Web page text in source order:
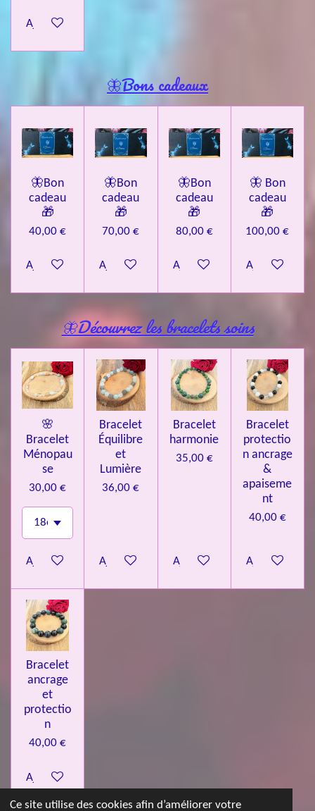
Ce site utilise des cookies afin d’améliorer votre
Ajouter au panier
🦋Bons cadeaux
🦋Bon
cadeau
🎁
40,00 €
Ajouter au panier
🦋Bon
cadeau
🎁
70,00 €
Ajouter au panier
🦋Bon
cadeau
🎁
80,00 €
Ajouter au panier
🦋 Bon
cadeau
🎁
100,00 €
Ajouter au
🦋Découvrez les bracelets soins
🌸
Bracelet
Ménopau
se
30,00 €
Ajouter au panier
Bracelet
Équilibre
et
Lumière
36,00 €
Ajouter au panier
Bracelet
harmonie
35,00 €
Ajouter au panier
Bracelet
protectio
n ancrage
&
apaiseme
nt
40,00 €
Ajouter au
Bracelet
ancrage
et
protectio
n
40,00 €
Ajouter au panier